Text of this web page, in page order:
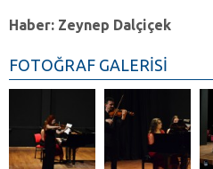
Haber: Zeynep Dalçiçek
FOTOĞRAF GALERİSİ